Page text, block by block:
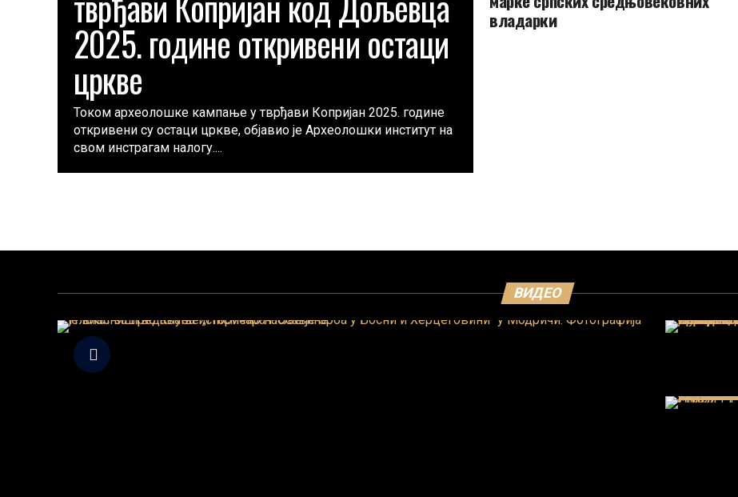
2025. године откривени остаци
цркве
Током археолошке кампање у тврђави Копријан 2025. године
откривени су остаци цркве, објавио је Археолошки институт на
свом инстрагам налогу....
владарки
ВИДЕО